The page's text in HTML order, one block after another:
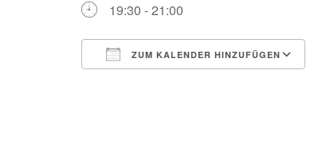
19:30 - 21:00
ZUM KALENDER HINZUFÜGEN